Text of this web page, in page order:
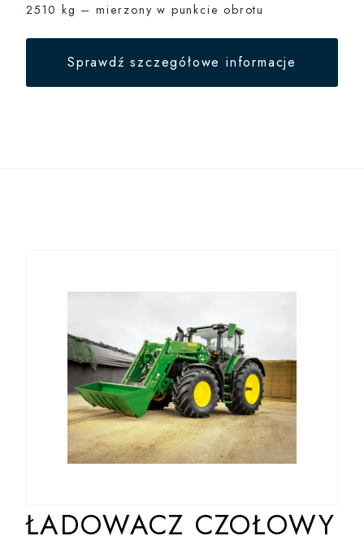
2510 kg – mierzony w punkcie obrotu
Sprawdź szczegółowe informacje
ŁADOWACZ CZOŁOWY